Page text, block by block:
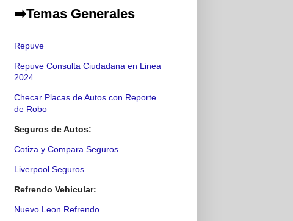
Temas Generales
Repuve
Repuve Consulta Ciudadana en Linea
2024
Checar Placas de Autos con Reporte
de Robo
Seguros de Autos:
Cotiza y Compara Seguros
Liverpool Seguros
Refrendo Vehicular:
Nuevo Leon Refrendo